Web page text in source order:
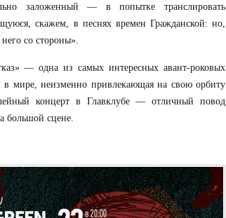
заложенный — в попытке транслировать
скажем, в песнях времен Гражданской: но,
со стороны».
— одна из самых интересных авант-роковых
мире, неизменно привлекающая на свою орбиту
концерт в Главклубе — отличный повод
большой сцене.